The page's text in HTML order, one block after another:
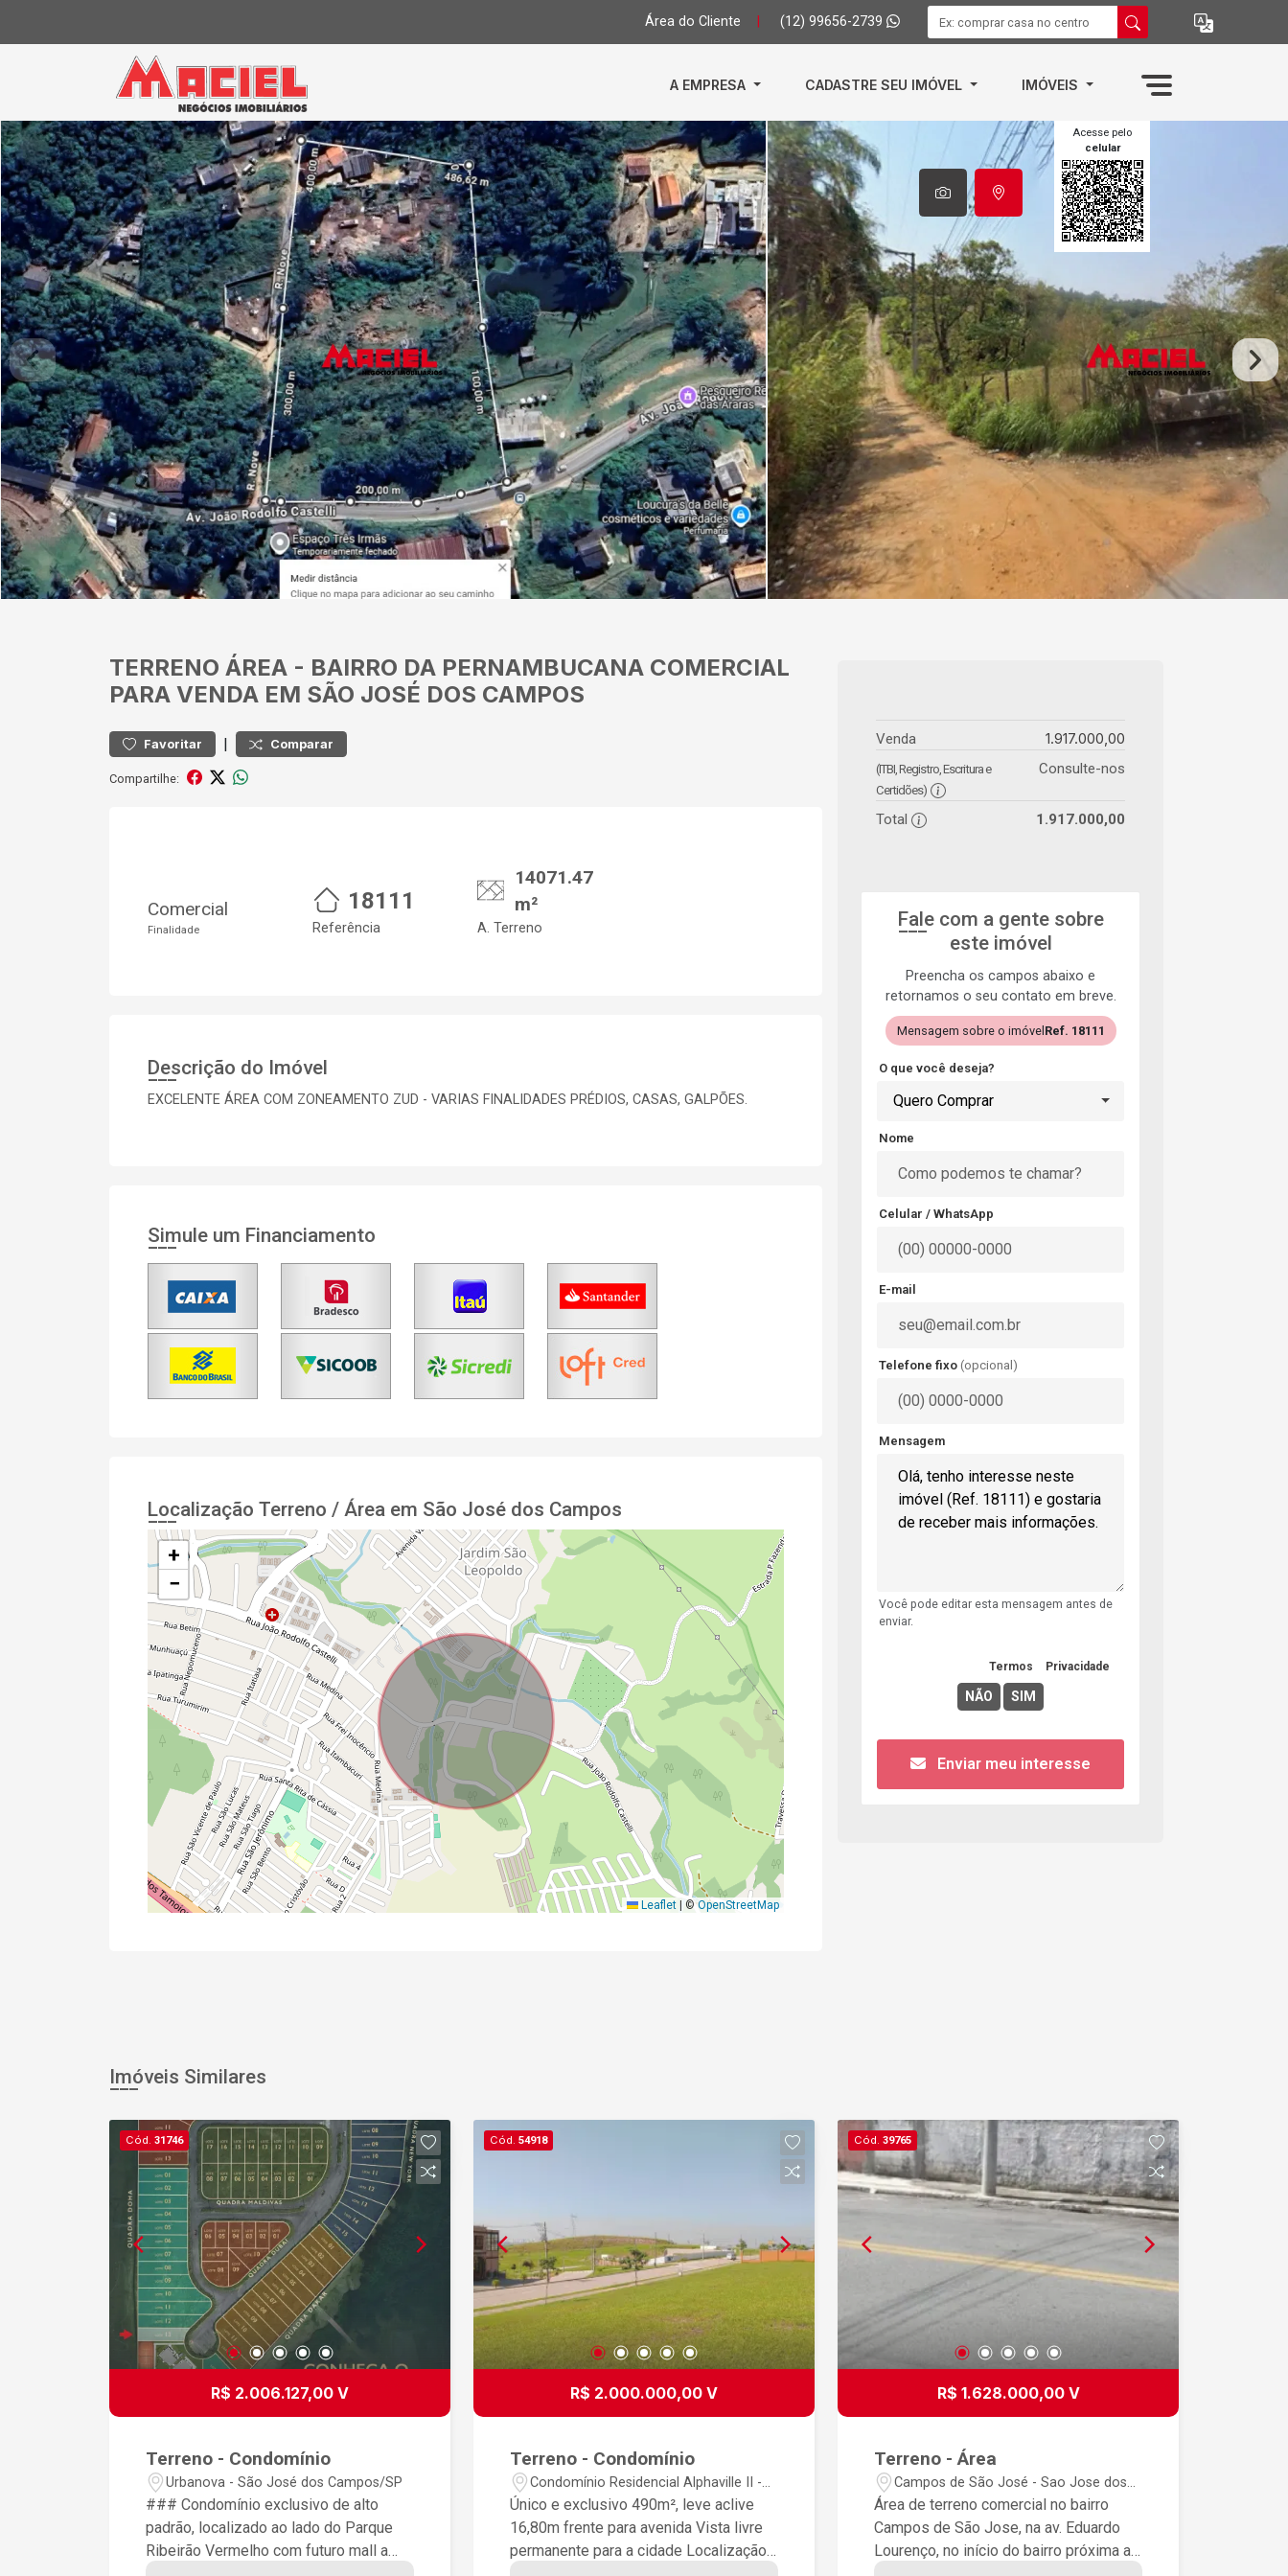
Área do Cliente (12) 99656-2739
A EMPRESA CADASTRE SEU IMÓVEL IMÓVEIS
Acesse pelo
celular
TERRENO ÁREA - BAIRRO DA PERNAMBUCANA COMERCIAL
PARA VENDA EM SÃO JOSÉ DOS CAMPOS
Favoritar | Comparar
Compartilhe:
Comercial
Finalidade
18111
Referência
14071.47
m²
A. Terreno
Descrição do Imóvel
EXCELENTE ÁREA COM ZONEAMENTO ZUD - VARIAS FINALIDADES PRÉDIOS, CASAS, GALPÕES.
Simule um Financiamento
Localização Terreno / Área em São José dos Campos
+
−
Leaflet ©OpenStreetMap
Venda 1.917.000,00
(ITBI, Registro, Escritura e
Certidões)
Consulte-nos
Total 1.917.000,00
Fale com a gente sobre
este imóvel
Preencha os campos abaixo e
retornamos o seu contato em breve.
Mensagem sobre o imóvel Ref. 18111
O que você deseja?
Quero Comprar
Nome
Celular / WhatsApp
E-mail
Telefone fixo (opcional)
Mensagem
Você pode editar esta mensagem antes de
enviar.
Termos Privacidade
Enviar meu interesse
Imóveis Similares
Cód. 31746
R$ 2.006.127,00 V
Terreno - Condomínio
Urbanova - São José dos Campos/SP
### Condomínio exclusivo de alto
padrão, localizado ao lado do Parque
Ribeirão Vermelho com futuro mall a
Cód. 54918
R$ 2.000.000,00 V
Terreno - Condomínio
Condomínio Residencial Alphaville II -
São José dos Campos/SP
Único e exclusivo 490m², leve aclive
16,80m frente para avenida Vista livre
permanente para a cidade Localização
Cód. 39765
R$ 1.628.000,00 V
Terreno - Área
Campos de São José - Sao Jose dos
Campos/SP
Área de terreno comercial no bairro
Campos de São Jose, na av. Eduardo
Lourenço, no início do bairro próxima a